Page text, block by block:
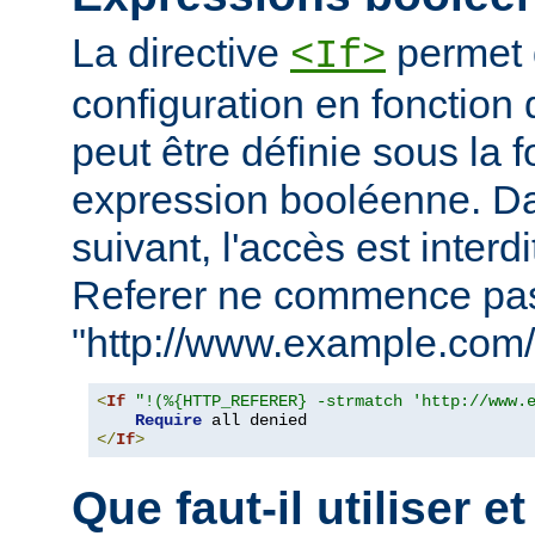
La directive <If> permet
configuration en fonction
peut être définie sous la
expression booléenne.
suivant, l'accès est
Referer ne commence
"http://
<If
"!(%{HTTP_REFERER} -strmatch 'http://
Require
</If>
Que faut-il utiliser